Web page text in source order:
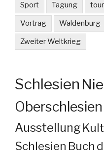
Sport Tagung
Vortrag Waldenburg
Zweiter Weltkrieg
Schlesien
Oberschlesien
Ausstellung
Schlesien Buch